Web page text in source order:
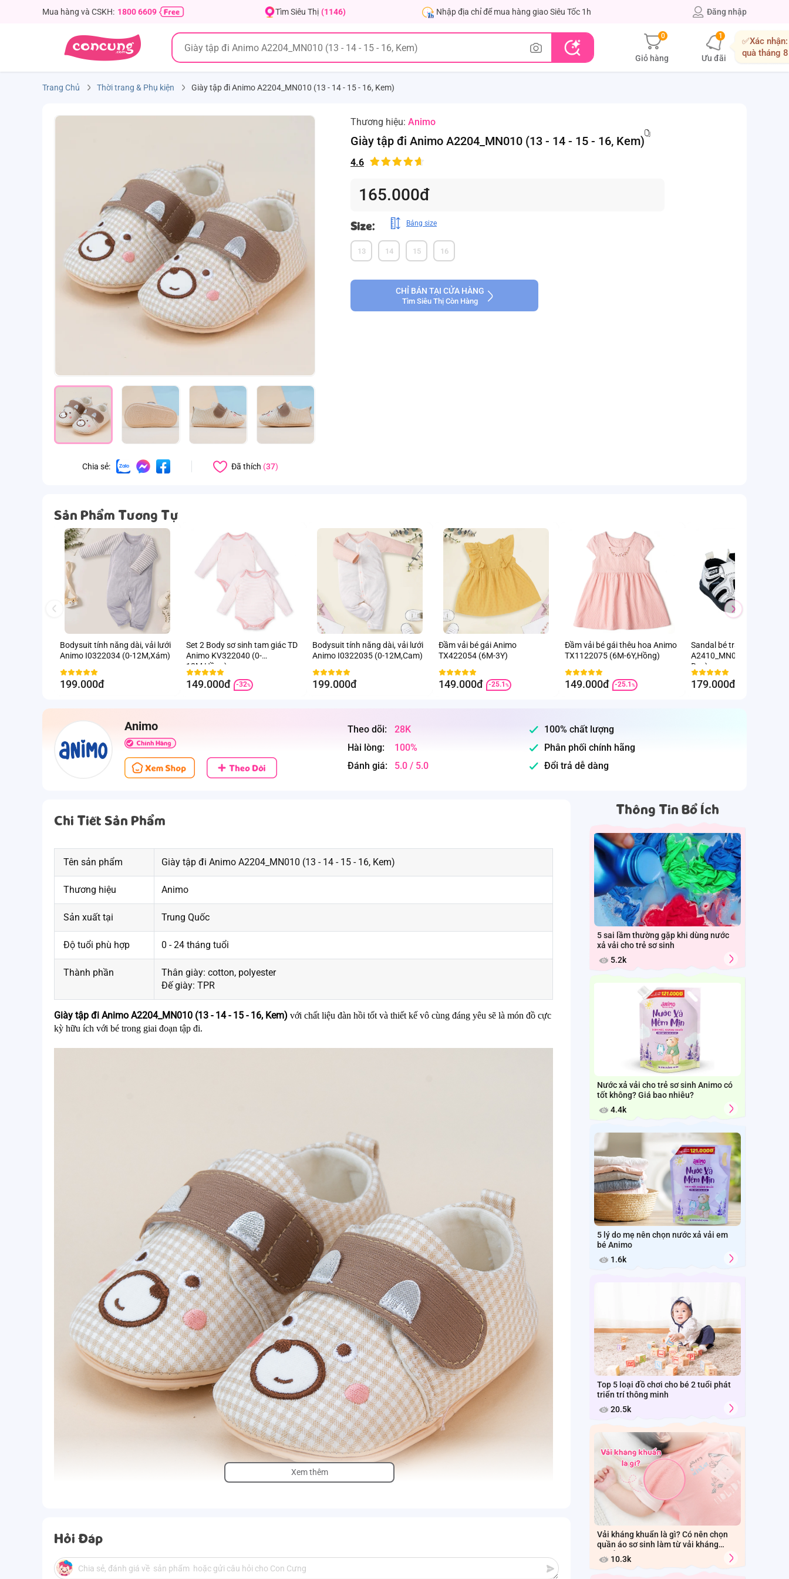
Mua hàng và CSKH: 1800 6609 Tìm Siêu Thị (1146) Nhập địa chỉ để mua hàng giao Siêu Tốc 1h Đăng nhập
0
Giỏ hàng
1
Ưu đãi
✅Xác
quà tháng
Trang Chủ Thời trang & Phụ kiện Giày tập đi Animo A2204_MN010 (13 - 14 - 15 - 16, Kem)
Chia sẻ: Đã thích (37)
Thương hiệu: Animo
Giày tập đi Animo A2204_MN010 (13 - 14 - 15 - 16, Kem)
4.6
165.000đ
Size: Bảng size
13 14 15 16
CHỈ BÁN TẠI CỬA HÀNG
Tìm Siêu Thị Còn Hàng
Sản Phẩm Tương Tự
Bodysuit tính năng dài, vải lưới
Animo I0322034 (0-12M,Xám)
199.000đ
Set 2 Body sơ sinh tam giác TD
Animo KV322040 (0-
12M,Hồng)
149.000đ -32%
Bodysuit tính năng dài, vải lưới
Animo I0322035 (0-12M,Cam)
199.000đ
Đầm vải bé gái Animo
TX422054 (6M-3Y)
149.000đ -25.1 %
Đầm vải bé gái thêu hoa Animo
TX1122075 (6M-6Y,Hồng)
149.000đ -25.1 %
Sandal bé trai Animo
A2410_MN026 (17-
Đen)
179.000đ
Animo Theo dõi:
28K
Hài lòng:
100%
Đánh giá:
5.0 / 5.0
100% chất lượng
Phân phối chính hãng
Đổi trả dễ dàng
Chi Tiết Sản Phẩm
Tên sản phẩm Giày tập đi Animo A2204_MN010 (13 - 14 - 15 - 16, Kem)
Thương hiệu Animo
Sản xuất tại Trung Quốc
Độ tuổi phù hợp 0 - 24 tháng tuổi
Thành phần
Thân giày: cotton, polyester
Đế giày: TPR
Giày tập đi Animo A2204_MN010 (13 - 14 - 15 - 16, Kem) với chất liệu đàn hồi tốt và thiết kế vô cùng đáng yêu sẽ là món đồ cực
kỳ hữu ích với bé trong giai đoạn tập đi.
Ưu điểm sản phẩm
Xem thêm
Hỏi Đáp
Thông Tin Bổ Ích
5 sai lầm thường gặp khi dùng nước
xả vải cho trẻ sơ sinh
5.2k
Nước xả vải cho trẻ sơ sinh Animo có
tốt không? Giá bao nhiêu?
4.4k
5 lý do mẹ nên chọn nước xả vải em
bé Animo
1.6k
Top 5 loại đồ chơi cho bé 2 tuổi phát
triển trí thông minh
20.5k
Vải kháng khuẩn là gì? Có nên chọn
quần áo sơ sinh làm từ vải kháng
khuẩn cho bé?
10.3k